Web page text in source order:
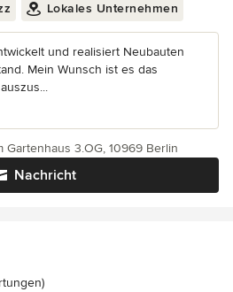
Lokales Unternehmen
und realisiert Neubauten
Mein Wunsch ist es das
Nachricht
Gartenhaus 3.OG, 10969 Berlin
5 von 5 Sternen